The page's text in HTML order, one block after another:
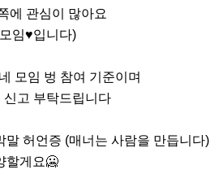
에 관심이 많아요
임♥️입니다)
모임 벙 참여 기준이며
말 허언증 (매너는 사람을 만듭니다)